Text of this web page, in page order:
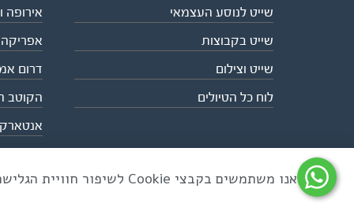
שייט לנוסע העצמאי
שייט בקבוצות
שייט וצילום
לוח כל הטיולים
אירופה
אפריקה
דרום
הקוטב
כל הזכויות שמורות לאקו טיולי שטח | טלפון 03-6879090 | פקס 03-6879099 |
אנו משתמשים בקבצי Cookie לשיפור חוויית הגלישה ולניתוח שימוש באתר